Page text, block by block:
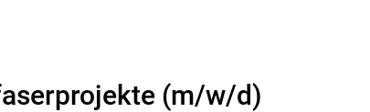
(m/w/d)